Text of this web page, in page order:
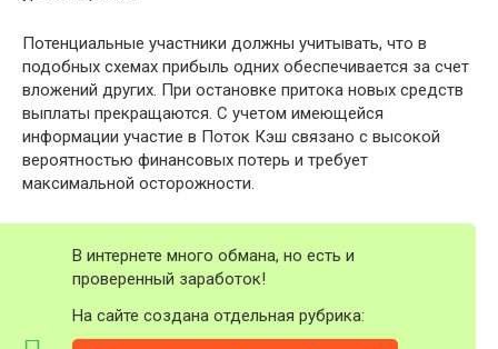
Потенциальные участники должны учитывать, что в
подобных схемах прибыль одних обеспечивается за счет
вложений других. При остановке притока новых средств
выплаты прекращаются. С учетом имеющейся
информации участие в Поток Кэш связано с высокой
вероятностью финансовых потерь и требует
максимальной осторожности.
В интернете много обмана, но есть и
проверенный заработок!
На сайте создана отдельная рубрика: